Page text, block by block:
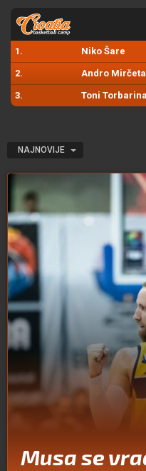
1. Niko Šare
2. Andro Mirčeta
3. Toni Torbarina
NAJNOVIJE
Musa se